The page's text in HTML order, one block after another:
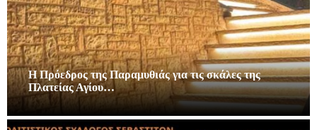
Η Πρόεδρος της Παραμυθιάς για τις σκάλες της
Πλατείας Αγίου…